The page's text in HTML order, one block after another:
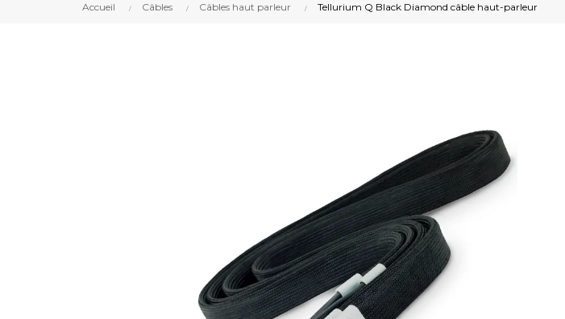
Accueil Câbles Câbles haut parleur Tellurium Q Black Diamond câble haut-parleur